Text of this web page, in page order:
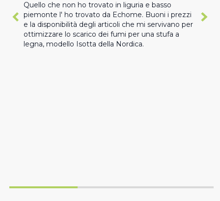
Quello che non ho trovato in liguria e basso
piemonte l' ho trovato da Echome. Buoni i prezzi
e la disponibilità degli articoli che mi servivano per
ottimizzare lo scarico dei fumi per una stufa a
legna, modello Isotta della Nordica.